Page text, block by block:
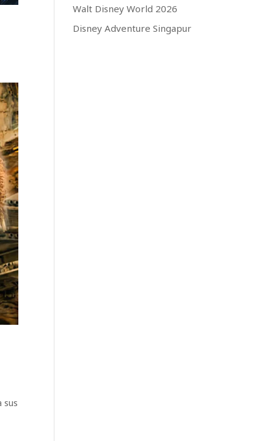
Walt Disney World 2026
Disney Adventure Singapur